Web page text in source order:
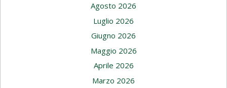
Agosto 2026
Luglio 2026
Giugno 2026
Maggio 2026
Aprile 2026
Marzo 2026